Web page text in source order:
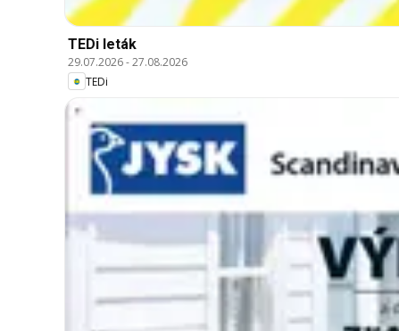
TEDi leták
29.07.2026-27.08.2026
TEDi